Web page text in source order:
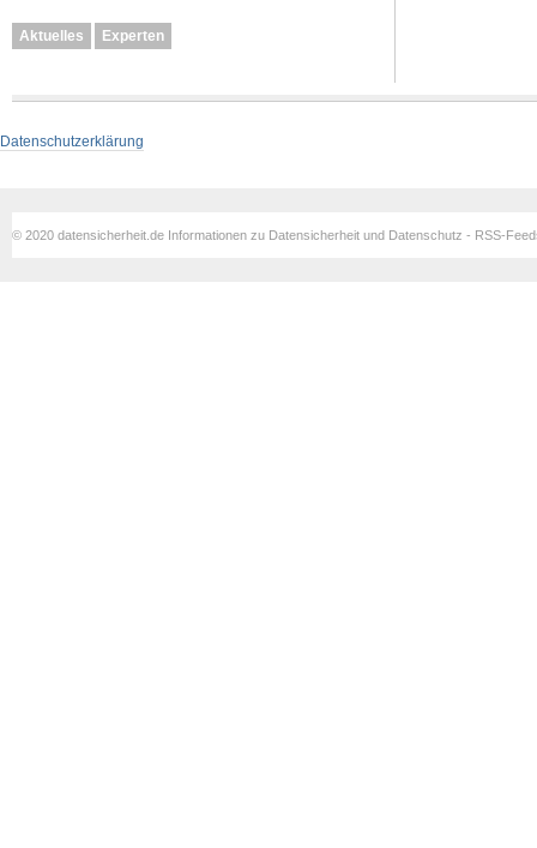
Aktuelles Experten
Datenschutzerklärung
© 2020 datensicherheit.de Informationen zu Datensicherheit und Datenschutz - RSS-